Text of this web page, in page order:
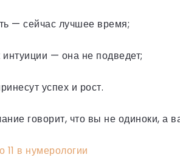
— сейчас лучшее время;
интуиции — она не подведет;
успех и рост.
говорит, что вы не одиноки,
11 в нумерологии